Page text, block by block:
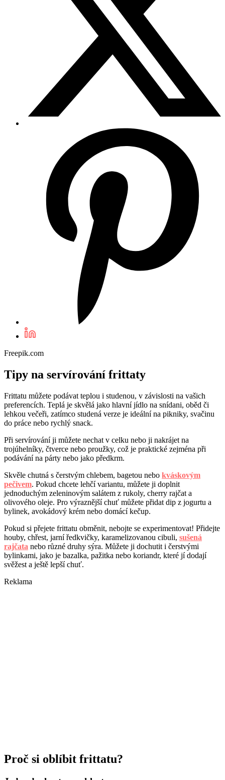
Freepik.com
Tipy na servírování frittaty
Frittatu můžete podávat teplou i studenou, v závislosti na vašich
preferencích. Teplá je skvělá jako hlavní jídlo na snídani, oběd či
lehkou večeři, zatímco studená verze je ideální na pikniky, svačinu
do práce nebo rychlý snack.
Při servírování ji můžete nechat v celku nebo ji nakrájet na
trojúhelníky, čtverce nebo proužky, což je praktické zejména při
podávání na párty nebo jako předkrm.
Skvěle chutná s čerstvým chlebem, bagetou nebo kváskovým
pečivem. Pokud chcete lehčí variantu, můžete ji doplnit
jednoduchým zeleninovým salátem z rukoly, cherry rajčat a
olivového oleje. Pro výraznější chuť můžete přidat dip z jogurtu a
bylinek, avokádový krém nebo domácí kečup.
Pokud si přejete frittatu obměnit, nebojte se experimentovat! Přidejte
houby, chřest, jarní ředkvičky, karamelizovanou cibuli, sušená
rajčata nebo různé druhy sýra. Můžete ji dochutit i čerstvými
bylinkami, jako je bazalka, pažitka nebo koriandr, které jí dodají
svěžest a ještě lepší chuť.
Reklama
Proč si oblíbit frittatu?